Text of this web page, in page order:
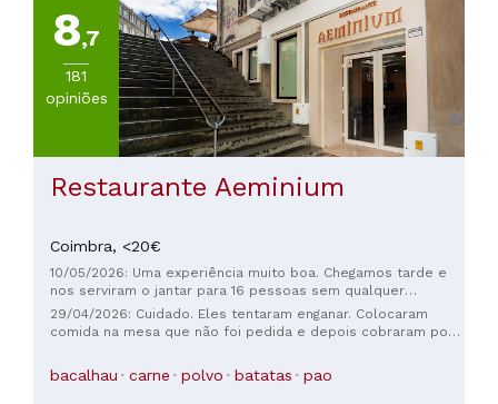
8,7
181
opiniões
Restaurante Aeminium
Coimbra, <20€
10/05/2026: Uma experiência muito boa. Chegamos tarde e
nos serviram o jantar para 16 pessoas sem qualquer
problema. O garçom foi excepcional, falando conosco em
espanhol e sempre muito atencioso.
29/04/2026: Cuidado. Eles tentaram enganar. Colocaram
comida na mesa que não foi pedida e depois cobraram por
bacalhau carne polvo batatas pao